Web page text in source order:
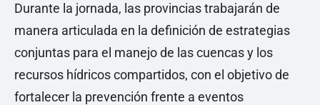
Durante la jornada, las provincias trabajarán de
manera articulada en la definición de estrategias
conjuntas para el manejo de las cuencas y los
recursos hídricos compartidos, con el objetivo de
fortalecer la prevención frente a eventos